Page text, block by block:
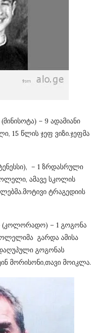
– 9 ადამიანი
15 წლის ჯეფ ვიზი.ჯეფმა
– 1 ზრდასრული
ამავე სკოლის
ტრაგედიის
(კოლორადო) – 1 გოგონა
გარდა ამისა
გოგონას
მორისონი,თავი მოიკლა.